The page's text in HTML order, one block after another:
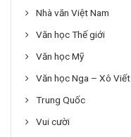
Nhà văn Việt Nam
Văn học Thế giới
Văn học Mỹ
Văn học Nga – Xô Viết
Trung Quốc
Vui cười